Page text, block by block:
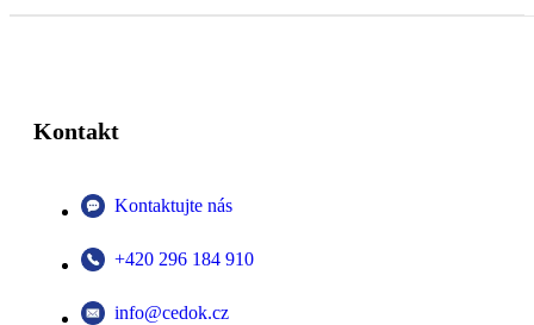
Kontakt
Kontaktujte nás
+420 296 184 910
info@cedok.cz